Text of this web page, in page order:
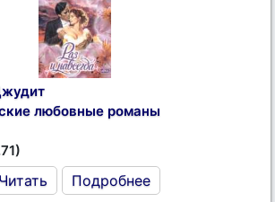
любовные романы
Читать Подробнее